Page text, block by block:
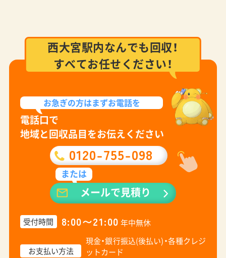
西大宮駅内なんでも回収！
すべてお任せください！
お急ぎの方はまずお電話を
電話口で
地域と回収品目をお伝えください
0120-755-098
または
メールで見積り
受付時間 8:00〜21:00 年中無休
お支払い方法
現金・銀行振込(後払い)・各種クレジ
ットカード